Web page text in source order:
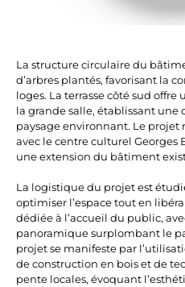
La structure circulaire du
d’arbres plantés, favorisant la
loges. La terrasse côté sud
la grande salle, établissant une
paysage environnant. Le projet
avec le centre culturel Georges
une extension du bâtiment
La logistique du projet est
optimiser l’espace tout en
dédiée à l’accueil du public,
panoramique surplombant le
projet se manifeste par
de construction en bois et de
pente locales, évoquant